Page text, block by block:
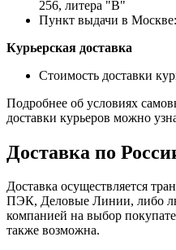
256, литера "В"
Пункт выдачи в
Курьерская доставка
Стоимость доставки
Подробнее об условиях
доставки курьеров можно
Доставка по
Доставка осуществляется
ПЭК, Деловые Линии, либо
компанией на выбор
также возможна.